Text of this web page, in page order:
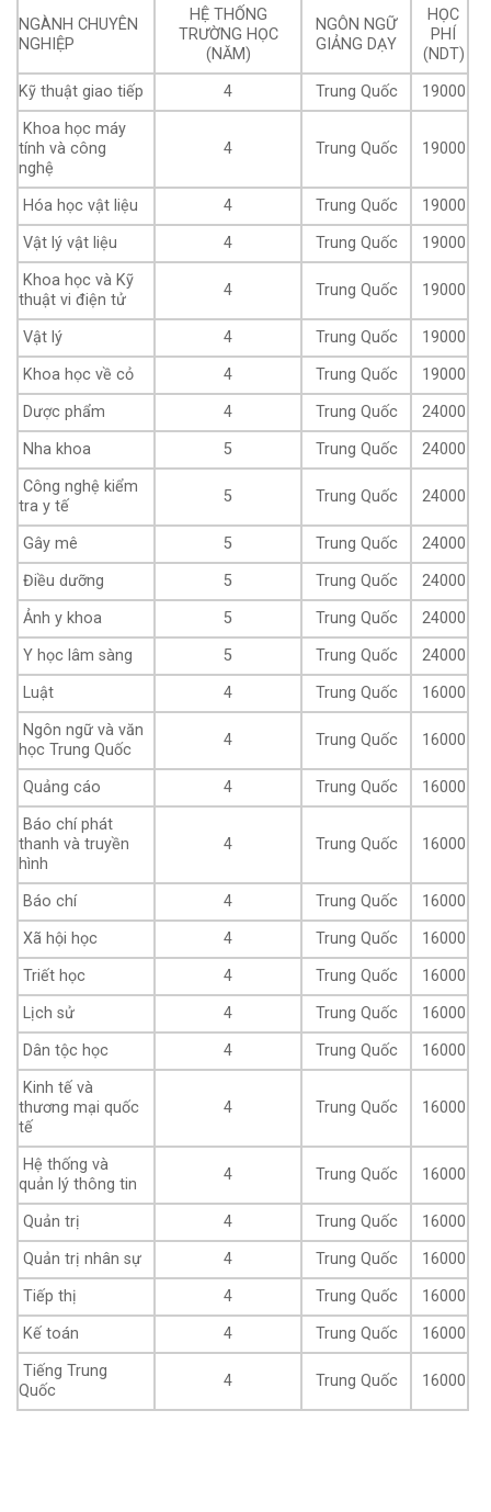
NGÀNH CHUYÊN
NGHIỆP
HỆ THỐNG
TRƯỜNG HỌC
(NĂM)
NGÔN NGỮ
GIẢNG DẠY
HỌC
PHÍ
(NDT)
Kỹ thuật giao tiếp
4 Trung Quốc
19000
Khoa học máy
tính và công
nghệ
4 Trung Quốc 19000
Hóa học vật liệu 4 Trung Quốc
19000
Vật lý vật liệu
4 Trung Quốc
19000
Khoa học và Kỹ
thuật vi điện tử
4 Trung Quốc 19000
Vật lý 4 Trung Quốc
19000
Khoa học về cỏ
4 Trung Quốc
19000
Dược phẩm
4 Trung Quốc
24000
Nha khoa
5 Trung Quốc
24000
Công nghệ kiểm
tra y tế
5 Trung Quốc 24000
Gây mê 5 Trung Quốc
24000
Điều dưỡng
5 Trung Quốc
24000
Ảnh y khoa
5 Trung Quốc
24000
Y học lâm sàng
5 Trung Quốc
24000
Luật
4 Trung Quốc
16000
Ngôn ngữ và văn
học Trung Quốc
4 Trung Quốc 16000
Quảng cáo 4 Trung Quốc
16000
Báo chí phát
thanh và truyền
hình
4 Trung Quốc 16000
Báo chí 4 Trung Quốc
16000
Xã hội học
4 Trung Quốc
16000
Triết học
4 Trung Quốc
16000
Lịch sử
4 Trung Quốc
16000
Dân tộc học
4 Trung Quốc
16000
Kinh tế và
thương mại quốc
tế
4 Trung Quốc 16000
Hệ thống và
quản lý thông tin
4 Trung Quốc 16000
Quản trị 4 Trung Quốc
16000
Quản trị nhân sự
4 Trung Quốc
16000
Tiếp thị
4 Trung Quốc
16000
Kế toán
4 Trung Quốc
16000
Tiếng Trung
Quốc
4 Trung Quốc 16000